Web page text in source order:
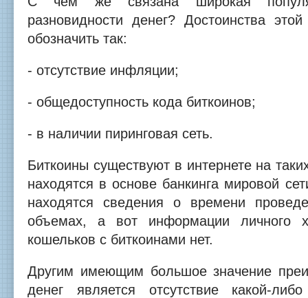
разновидности денег? Достоинства
обозначить так:
- отсутствие инфляции;
- общедоступность кода биткоинов;
- в наличии пиринговая сеть.
Биткоины существуют в интернете на
находятся в основе банкинга мировой
находятся сведения о времени
объемах, а вот информации личного
кошельков с биткоинами нет.
Другим имеющим большое значение
денег является отсутствие какой-